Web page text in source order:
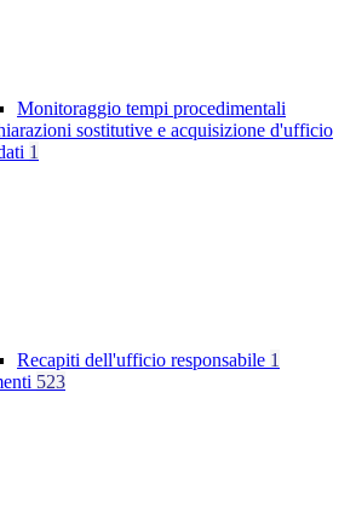
Monitoraggio tempi procedimentali
sostitutive e acquisizione d'ufficio
1
Recapiti dell'ufficio responsabile 1
523